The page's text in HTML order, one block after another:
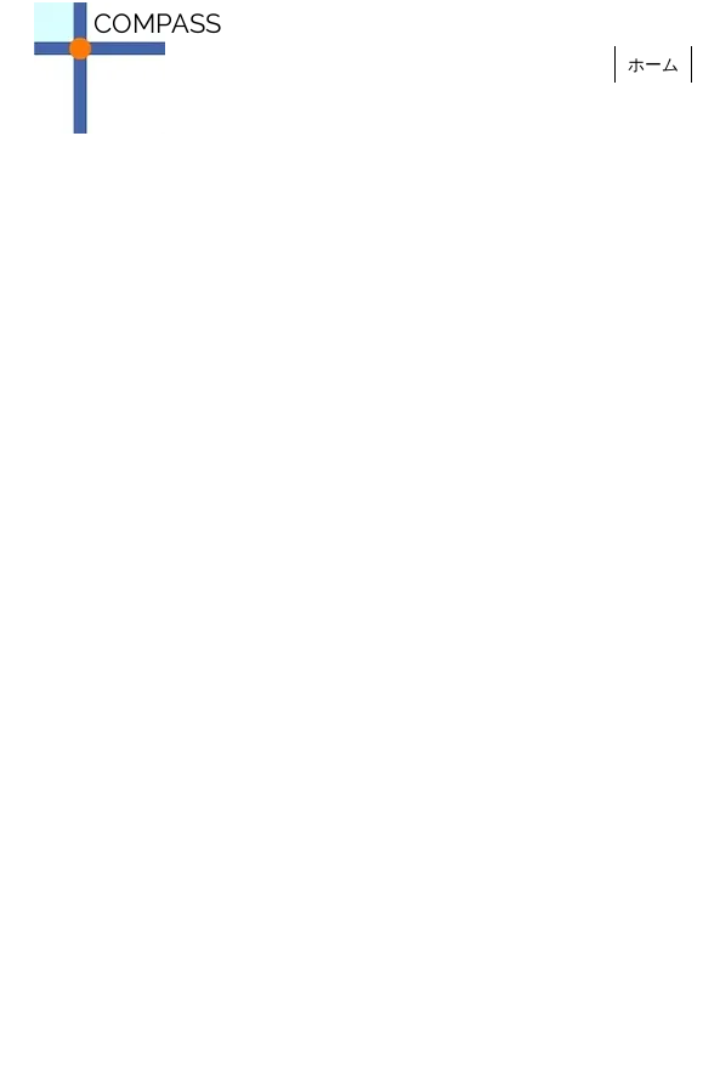
COMPASS
ホーム